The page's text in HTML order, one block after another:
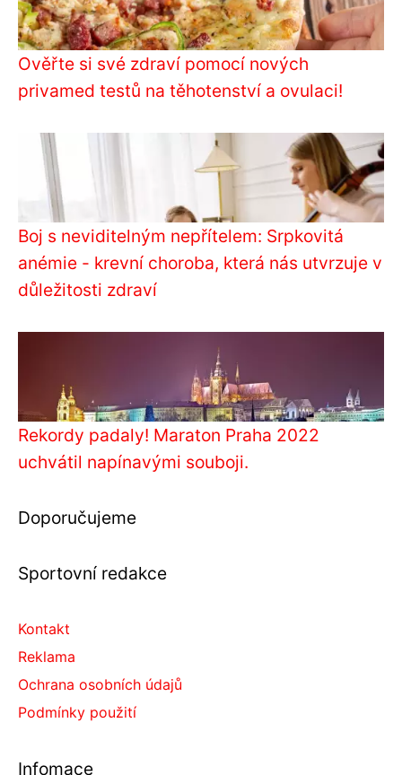
Ověřte si své zdraví pomocí nových
privamed testů na těhotenství a ovulaci!
Boj s neviditelným nepřítelem: Srpkovitá
anémie - krevní choroba, která nás utvrzuje v
důležitosti zdraví
Rekordy padaly! Maraton Praha 2022
uchvátil napínavými souboji.
Doporučujeme
Sportovní redakce
Kontakt
Reklama
Ochrana osobních údajů
Podmínky použití
Infomace